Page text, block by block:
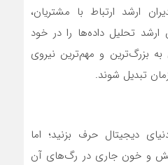
ارشد ارتباط با مشتریان،
ارشد تحلیل داده‌‌‌ها را در خود
بزرگ‌ترین و مهم‌ترین نیروی
تبدیل شوند.
دیجیتال حرف بزنید؛ اما
و خون جاری در رگ‌‌‌های آن